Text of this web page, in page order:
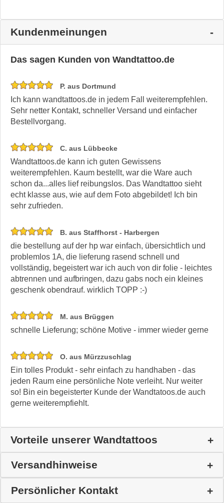
Kundenmeinungen
Das sagen Kunden von Wandtattoo.de
P. aus Dortmund
Ich kann wandtattoos.de in jedem Fall weiterempfehlen.
Sehr netter Kontakt, schneller Versand und einfacher
Bestellvorgang.
C. aus Lübbecke
Wandtattoos.de kann ich guten Gewissens
weiterempfehlen. Kaum bestellt, war die Ware auch
schon da...alles lief reibungslos. Das Wandtattoo sieht
echt klasse aus, wie auf dem Foto abgebildet! Ich bin
sehr zufrieden.
B. aus Staffhorst - Harbergen
die bestellung auf der hp war einfach, übersichtlich und
problemlos 1A, die lieferung rasend schnell und
vollständig, begeistert war ich auch von dir folie - leichtes
abtrennen und aufbringen, dazu gabs noch ein kleines
geschenk obendrauf. wirklich TOPP :-)
M. aus Brüggen
schnelle Lieferung; schöne Motive - immer wieder gerne
O. aus Mürzzuschlag
Ein tolles Produkt - sehr einfach zu handhaben - das
jeden Raum eine persönliche Note verleiht. Nur weiter
so! Bin ein begeisterter Kunde der Wandtatoos.de auch
gerne weiterempfiehlt.
Vorteile unserer Wandtattoos
Versandhinweise
Persönlicher Kontakt